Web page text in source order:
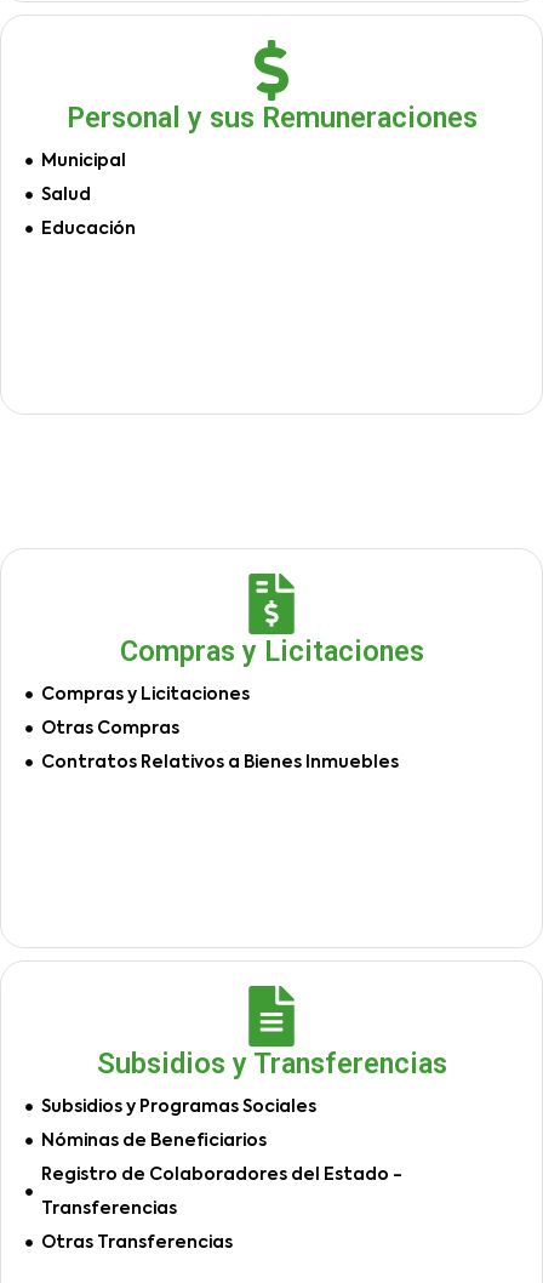
Personal y sus Remuneraciones
Municipal
Salud
Educación
Compras y Licitaciones
Compras y Licitaciones
Otras Compras
Contratos Relativos a Bienes Inmuebles
Subsidios y Transferencias
Subsidios y Programas Sociales
Nóminas de Beneficiarios
Registro de Colaboradores del Estado -
Transferencias
Otras Transferencias